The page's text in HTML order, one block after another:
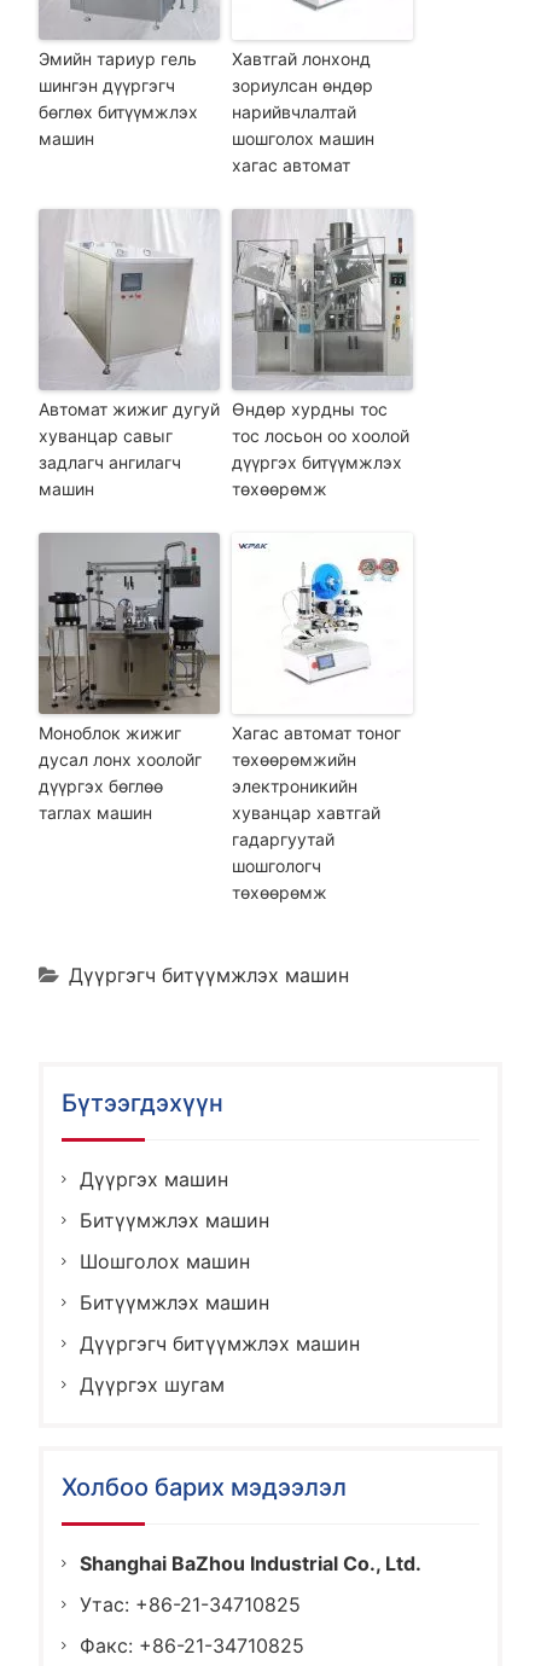
Эмийн тариур гель
шингэн дүүргэгч
бөглөх битүүмжлэх
машин
Хавтгай лонхонд
зориулсан өндөр
нарийвчлалтай
шошголох машин
хагас автомат
Автомат жижиг дугуй
хуванцар савыг
задлагч ангилагч
машин
Өндөр хурдны тос
тос лосьон оо хоолой
дүүргэх битүүмжлэх
төхөөрөмж
Моноблок жижиг
дусал лонх хоолойг
дүүргэх бөглөө
таглах машин
Хагас автомат тоног
төхөөрөмжийн
электроникийн
хуванцар хавтгай
гадаргуутай
шошгологч
төхөөрөмж
Дүүргэгч битүүмжлэх машин
Бүтээгдэхүүн
Дүүргэх машин
Битүүмжлэх машин
Шошголох машин
Битүүмжлэх машин
Дүүргэгч битүүмжлэх машин
Дүүргэх шугам
Холбоо барих мэдээлэл
Shanghai BaZhou Industrial Co., Ltd.
Утас: +86-21-34710825
Факс: +86-21-34710825